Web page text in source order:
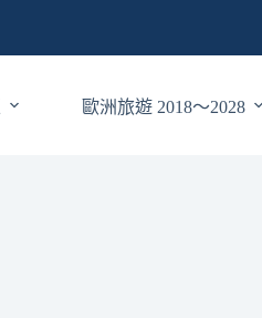
歐洲旅遊 2018～2028